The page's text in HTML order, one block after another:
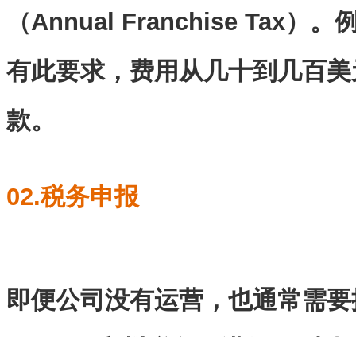
（Annual Franchise Tax）。
有此要求，费用从几十到几百
款。
02.税务申报
即便公司没有运营，也通常需